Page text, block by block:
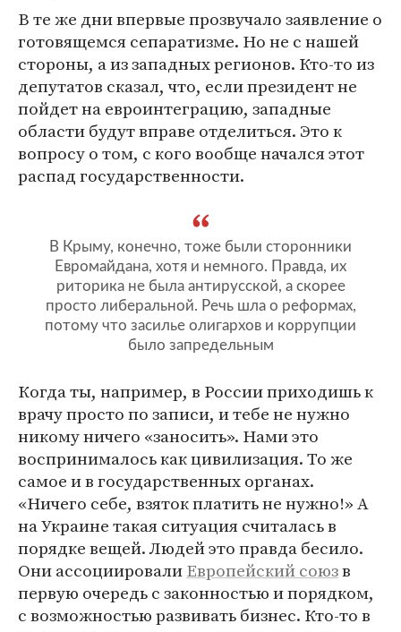
В те же дни впервые прозвучало заявление о
готовящемся сепаратизме. Но не с нашей
стороны, а из западных регионов. Кто-то из
депутатов сказал, что, если президент не
пойдет на евроинтеграцию, западные
области будут вправе отделиться. Это к
вопросу о том, с кого вообще начался этот
распад государственности.
В Крыму, конечно, тоже были сторонники
Евромайдана, хотя и немного. Правда, их
риторика не была антирусской, а скорее
просто либеральной. Речь шла о реформах,
потому что засилье олигархов и коррупции
было запредельным
Когда ты, например, в России приходишь к
врачу просто по записи, и тебе не нужно
никому ничего «заносить». Нами это
воспринималось как цивилизация. То же
самое и в государственных органах.
«Ничего себе, взяток платить не нужно!» А
на Украине такая ситуация считалась в
порядке вещей. Людей это правда бесило.
Они ассоциировалиЕвропейский союзв
первую очередь с законностью и порядком,
с возможностью развивать бизнес. Кто-то в